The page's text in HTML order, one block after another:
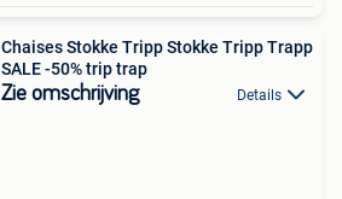
Chaises Stokke Tripp Stokke Tripp Trapp
SALE -50% trip trap
Zie omschrijving Details